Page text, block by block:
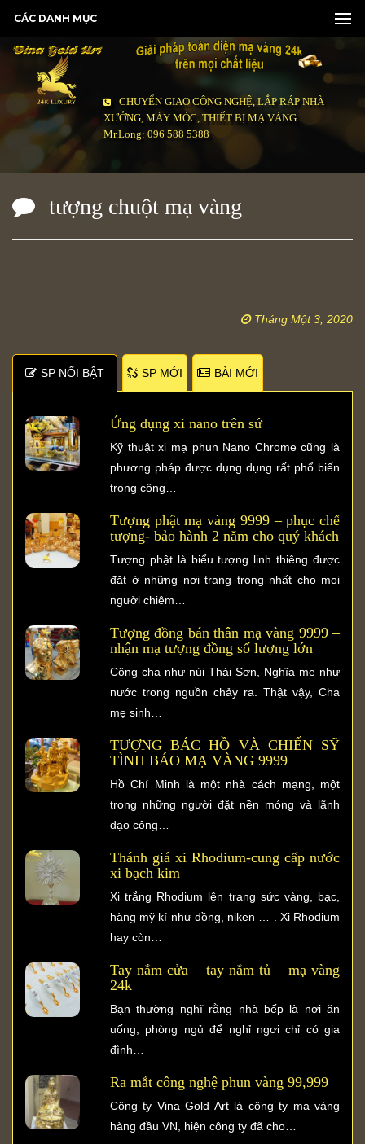
CÁC DANH MỤC
CHUYỂN GIAO CÔNG NGHỆ, LẮP RÁP NHÀ
XƯỞNG, MÁY MÓC, THIẾT BỊ MẠ VÀNG
Mr.Long: 096 588 5388
tượng chuột mạ vàng
Tháng Một 3, 2020
SP NỐI BẬT SP MỚI BÀI MỚI
Ứng dụng xi nano trên sứ
Kỹ thuật xi mạ phun Nano Chrome cũng là
phương pháp được dụng dụng rất phổ biến
trong công…
Tượng phật mạ vàng 9999 – phục chế
tượng- bảo hành 2 năm cho quý khách
Tượng phật là biểu tượng linh thiêng được
đặt ở những nơi trang trọng nhất cho mọi
người chiêm…
Tượng đồng bán thân mạ vàng 9999 –
nhận mạ tượng đồng số lượng lớn
Công cha như núi Thái Sơn, Nghĩa mẹ như
nước trong nguồn chảy ra. Thật vậy, Cha
mẹ sinh…
TƯỢNG BÁC HỒ VÀ CHIẾN SỸ
TÌNH BÁO MẠ VÀNG 9999
Hồ Chí Minh là một nhà cách mạng, một
trong những người đặt nền móng và lãnh
đạo công…
Thánh giá xi Rhodium-cung cấp nước
xi bạch kim
Xi trắng Rhodium lên trang sức vàng, bạc,
hàng mỹ kí như đồng, niken … . Xi Rhodium
hay còn…
Tay nắm cửa – tay nắm tủ – mạ vàng
24k
Bạn thường nghĩ rằng nhà bếp là nơi ăn
uống, phòng ngủ để nghỉ ngơi chỉ có gia
đình…
Ra mắt công nghệ phun vàng 99,999
Công ty Vina Gold Art là công ty mạ vàng
hàng đầu VN, hiện công ty đã cho…